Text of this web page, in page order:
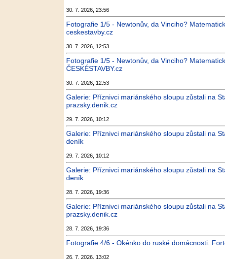
30. 7. 2026, 23:56
Fotografie 1/5 - Newtonův, da Vinciho?
ceskestavby.cz
30. 7. 2026, 12:53
Fotografie 1/5 - Newtonův, da Vinciho?
ČESKÉSTAVBY.cz
30. 7. 2026, 12:53
Galerie: Příznivci mariánského sloupu zůstali na
prazsky.denik.cz
29. 7. 2026, 10:12
Galerie: Příznivci mariánského sloupu zůstali na
deník
29. 7. 2026, 10:12
Galerie: Příznivci mariánského sloupu zůstali na
deník
28. 7. 2026, 19:36
Galerie: Příznivci mariánského sloupu zůstali na
prazsky.denik.cz
28. 7. 2026, 19:36
Fotografie 4/6 - Okénko do ruské domácnosti.
26. 7. 2026, 13:02